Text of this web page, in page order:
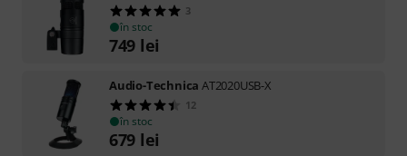
3
în stoc
749 lei
Audio-Technica AT2020USB-X
12
în stoc
679 lei